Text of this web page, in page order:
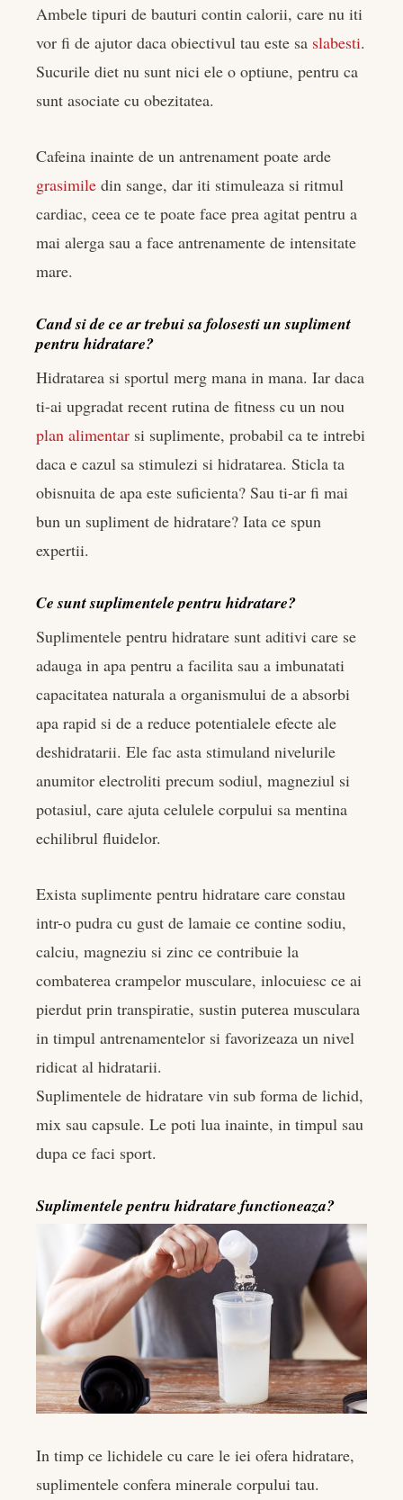
Ambele tipuri de bauturi contin calorii, care nu iti
vor fi de ajutor daca obiectivul tau este sa slabesti.
Sucurile diet nu sunt nici ele o optiune, pentru ca
sunt asociate cu obezitatea.
Cafeina inainte de un antrenament poate arde
grasimile din sange, dar iti stimuleaza si ritmul
cardiac, ceea ce te poate face prea agitat pentru a
mai alerga sau a face antrenamente de intensitate
mare.
Cand si de ce ar trebui sa folosesti un supliment
pentru hidratare?
Hidratarea si sportul merg mana in mana. Iar daca
ti-ai upgradat recent rutina de fitness cu un nou
plan alimentar si suplimente, probabil ca te intrebi
daca e cazul sa stimulezi si hidratarea. Sticla ta
obisnuita de apa este suficienta? Sau ti-ar fi mai
bun un supliment de hidratare? Iata ce spun
expertii.
Ce sunt suplimentele pentru hidratare?
Suplimentele pentru hidratare sunt aditivi care se
adauga in apa pentru a facilita sau a imbunatati
capacitatea naturala a organismului de a absorbi
apa rapid si de a reduce potentialele efecte ale
deshidratarii. Ele fac asta stimuland nivelurile
anumitor electroliti precum sodiul, magneziul si
potasiul, care ajuta celulele corpului sa mentina
echilibrul fluidelor.
Exista suplimente pentru hidratare care constau
intr-o pudra cu gust de lamaie ce contine sodiu,
calciu, magneziu si zinc ce contribuie la
combaterea crampelor musculare, inlocuiesc ce ai
pierdut prin transpiratie, sustin puterea musculara
in timpul antrenamentelor si favorizeaza un nivel
ridicat al hidratarii.
Suplimentele de hidratare vin sub forma de lichid,
mix sau capsule. Le poti lua inainte, in timpul sau
dupa ce faci sport.
Suplimentele pentru hidratare functioneaza?
In timp ce lichidele cu care le iei ofera hidratare,
suplimentele confera minerale corpului tau.